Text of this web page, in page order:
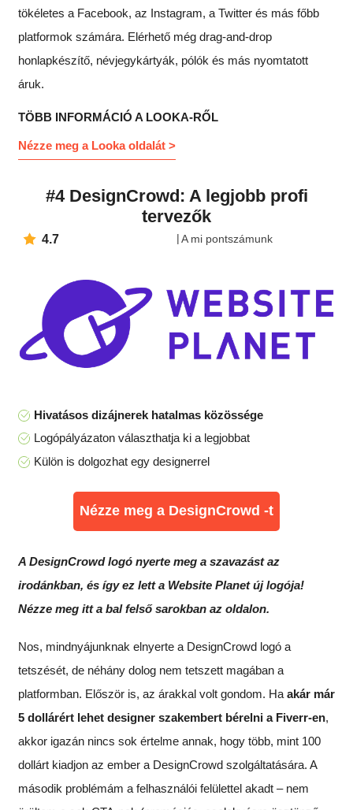
tökéletes a Facebook, az Instagram, a Twitter és más főbb
platformok számára. Elérhető még drag-and-drop
honlapkészítő, névjegykártyák, pólók és más nyomtatott
áruk.
TÖBB INFORMÁCIÓ A LOOKA-RŐL
Nézze meg a Looka oldalát >
#4 DesignCrowd: A legjobb profi
tervezők
4.7 A mi pontszámunk
Hivatásos dizájnerek hatalmas közössége
Logópályázaton választhatja ki a legjobbat
Külön is dolgozhat egy designerrel
Nézze meg a DesignCrowd -t
A DesignCrowd logó nyerte meg a szavazást az
irodánkban, és így ez lett a Website Planet új logója!
Nézze meg itt a bal felső sarokban az oldalon.
Nos, mindnyájunknak elnyerte a DesignCrowd logó a
tetszését, de néhány dolog nem tetszett magában a
platformban. Először is, az árakkal volt gondom. Ha akár már
5 dollárért lehet designer szakembert bérelni a Fiverr-en,
akkor igazán nincs sok értelme annak, hogy több, mint 100
dollárt kiadjon az ember a DesignCrowd szolgáltatására. A
második problémám a felhasználói felülettel akadt – nem